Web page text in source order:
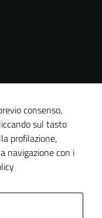
segnalazioni di non
consenso,
sul tasto
profilazione,
navigazione con i